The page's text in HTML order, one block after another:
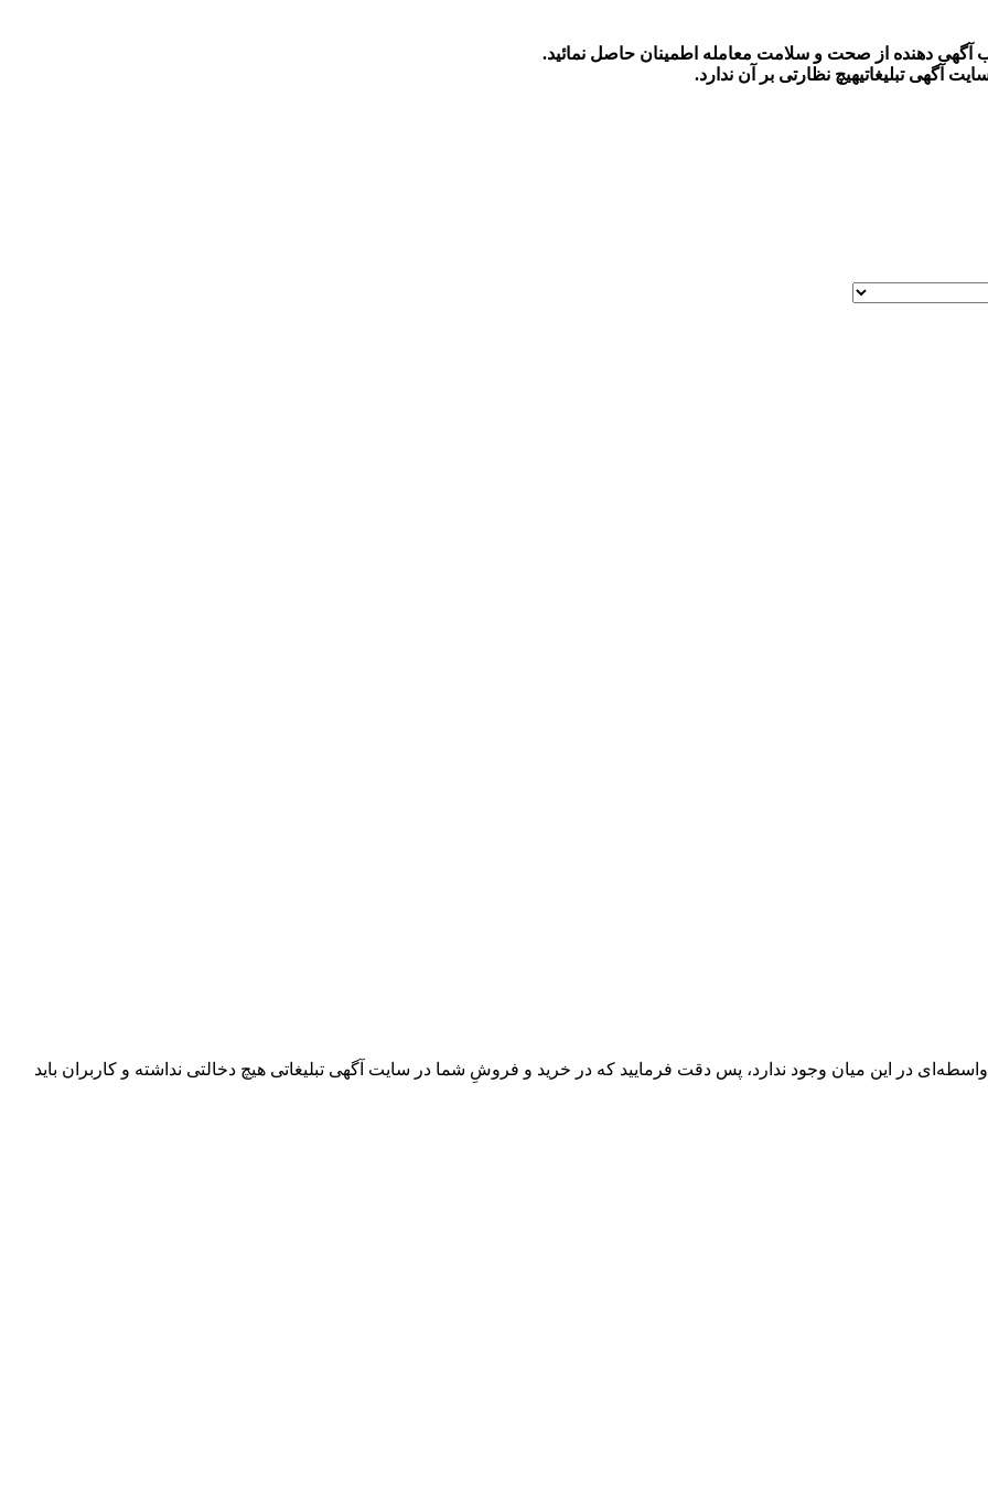
آگهی دهنده از صحت و سلامت معامله اطمینان حاصل نمائید.
آگهی تبلیغاتیهیچ نظارتی بر آن ندارد.
در این میان وجود ندارد، پس دقت فرمایید که در خرید و فروشِ شما در سایت آگهی تبلیغاتی هیچ دخالتی نداشته و کاربران باید